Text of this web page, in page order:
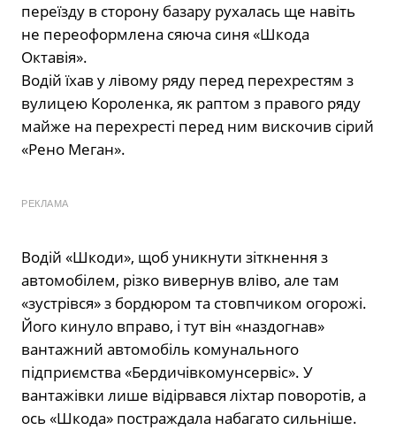
переїзду в сторону базару рухалась ще навіть
не переоформлена сяюча синя «Шкода
Октавія».
Водій їхав у лівому ряду перед перехрестям з
вулицею Короленка, як раптом з правого ряду
майже на перехресті перед ним вискочив сірий
«Рено Меган».
РЕКЛАМА
Водій «Шкоди», щоб уникнути зіткнення з
автомобілем, різко вивернув вліво, але там
«зустрівся» з бордюром та стовпчиком огорожі.
Його кинуло вправо, і тут він «наздогнав»
вантажний автомобіль комунального
підприємства «Бердичівкомунсервіс». У
вантажівки лише відірвався ліхтар поворотів, а
ось «Шкода» постраждала набагато сильніше.